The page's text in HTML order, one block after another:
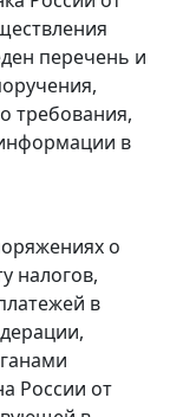
перечень и
требования,
в
о
налогов,
в
России от